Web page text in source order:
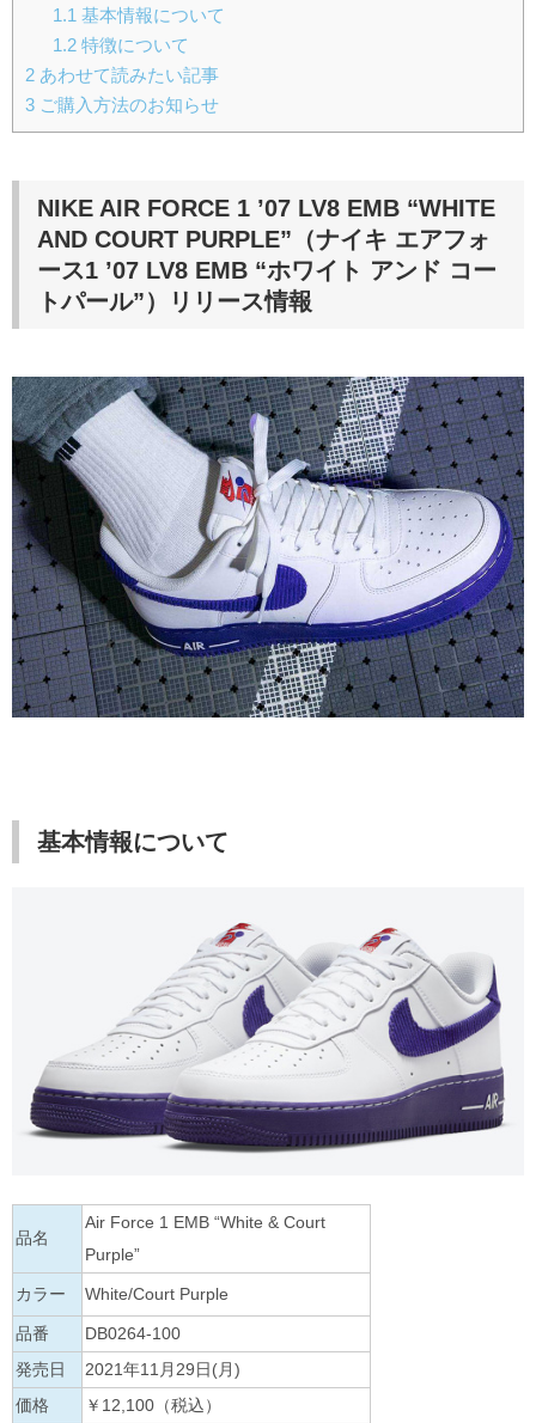
1.1 基本情報について
1.2特徴について
2 あわせて読みたい記事
3 ご購入方法のお知らせ
NIKE AIR FORCE 1 ’07 LV8 EMB “WHITE
AND COURT PURPLE” （ナイキ エアフォ
ース1 ’07 LV8 EMB “ホワイト アンド コー
トパール”）
リリース情報
基本情報について
品名
Air Force 1 EMB “White & Court
Purple”
カラー White/Court Purple
品番
DB0264-100
発売日
2021年11月29日(月)
価格
￥12,100（税込）